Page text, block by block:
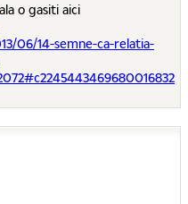
o gasiti aici
06/14-semne-ca-relatia-